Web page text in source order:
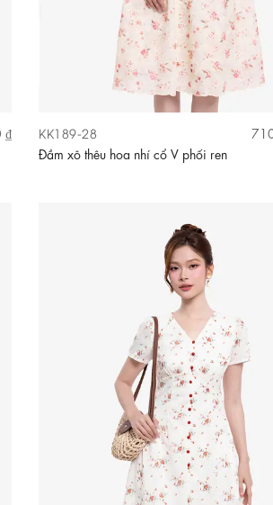
₫
KK189-28
Đầm xô thêu hoa nhí cổ V phối ren